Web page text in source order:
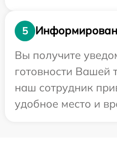
5
Вы получите
готовности Вашей
наш сотрудник
удобное место и